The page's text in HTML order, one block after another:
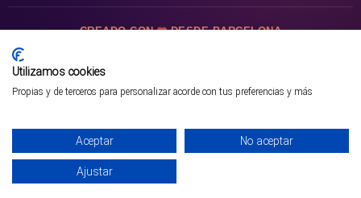
¡PÁSALO!
CREADO CON DESDE BARCELONA
Utilizamos cookies
Propias y de terceros para personalizar acorde con tus preferencias y más
Aceptar No aceptar
Ajustar